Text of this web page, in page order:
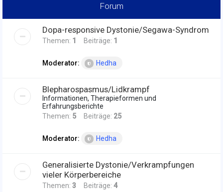
Forum
Dopa-responsive Dystonie/Segawa-Syndrom
Themen: 1 Beiträge: 1
Moderator: Hedha
Blepharospasmus/Lidkrampf
Informationen, Therapieformen und
Erfahrungsberichte
Themen: 5 Beiträge: 25
Moderator: Hedha
Generalisierte Dystonie/Verkrampfungen
vieler Körperbereiche
Themen: 3 Beiträge: 4